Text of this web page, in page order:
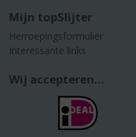
Mijn topSlijter
Herroepingsformulier
Interessante links
Wij accepteren...